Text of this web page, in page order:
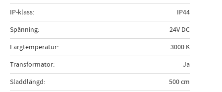
IP-klass
IP44
Spänning
24V DC
Färgtemperatur
3000 K
Transformator
Ja
Sladdlängd
500 cm